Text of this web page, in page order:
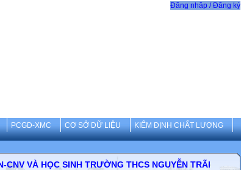
Đăng nhập / Đăng ký
PCGD-XMC CƠ SỞ DỮ LIỆU
KIỂM ĐỊNH CHẤT LƯỢNG
CNV VÀ HỌC SINH TRƯỜNG THCS NGUYỄN TRÃI